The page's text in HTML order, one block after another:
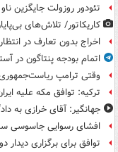
تئودور روزولت جایگزین
کاریکاتور/ تلاش‌های
اخراج بدون تعارف در
اتمام بودجه پنتاگون در
وقتی ترامپ
ترکیه: توافق مکه علیه
جهانگیر: آقای خرازی به
افشای رسوایی جاسوسی
توافق برای برگزاری دیدار